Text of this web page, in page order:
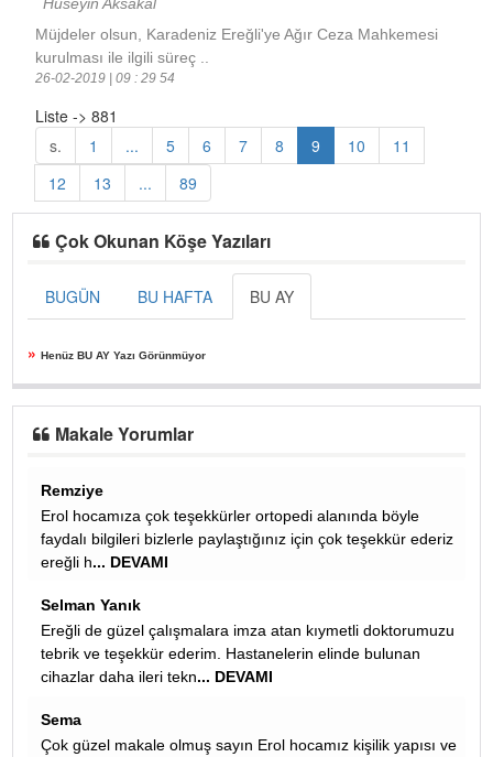
Müjdeler olsun, Karadeniz Ereğli'ye Ağır Ceza Mahkemesi
kurulması ile ilgili süreç ..
26-02-2019 | 09 : 29 54
Liste -> 881
s.
1 ... 5 6 7 8 9 10
11
12
13 ... 89
Çok Okunan Köşe Yazıları
BUGÜN BU HAFTA BU AY
» Henüz BU AY Yazı Görünmüyor
Makale Yorumlar
böyle
ederiz
yapısı ve
Almanyada senede bir kac sefer kelle,paca,iskembe
vereyim diye israr eden afgan bakkala her sefer
gibi onlari yapan anneler coktan öldü ,yen
azmi alışkın
sevgili hüseyin: torpil meselesinde ak parti ve kadroları
çeşitli uygulamalarla torpil yapmayı bırakmadığı sürece
yapılan her kural eksikli
Cemaatin hangi masajı aldığı önemli elbet.